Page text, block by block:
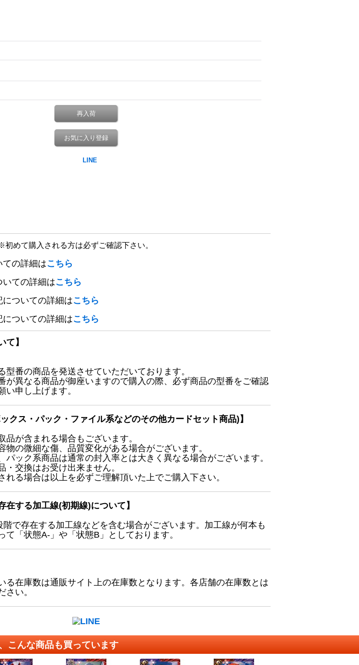
再入荷
お気に入り登録
初めて購入される方は必ずご確認下さい。
ての詳細はこちら
ての詳細はこちら
ついての詳細はこちら
ついての詳細はこちら
て】
番の商品を発送させていただいております。
が異なる商品が御座いますので購入の際、必ず商品の型番をご確認
い申し上げます。
クス・パック・ファイル系などのその他カードセット商品)】
品が含まれる場合もございます。
物の微細な傷、品質変化がある場合がございます。
パック系商品は通常の封入率とは大きく異なる場合がございます。
交換はお受け出来ません。
れる場合は以上を必ずご理解頂いた上でご購入下さい。
在する加工線(初期線)について】
で存在する加工線などを含む場合がございます。加工線が何本も
て「状態A-」や「状態B」としております。
る在庫数は通販サイト上の在庫数となります。各店舗の在庫数とは
さい。
こんな商品も買っています